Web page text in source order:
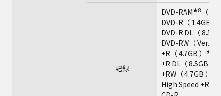
記録
DVD-RAM★8
（
DVD-R（ 1.4GB
DVD-R DL（
DVD-RW（
+R（ 4.7GB ）
★10
+R DL（ 8.5GB ）
+RW（ 4.7GB ）
High Speed +RW